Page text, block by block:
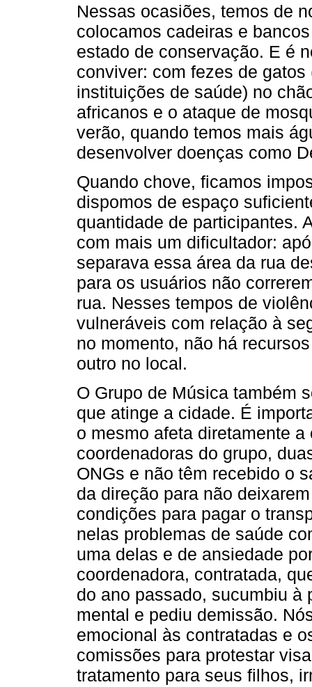
Nessas ocasiões, temos de
colocamos cadeiras e
estado de conservação. E é
conviver: com fezes de
instituições de saúde) no
africanos e o ataque de
verão, quando temos mais
desenvolver doenças como
Quando chove, ficamos
dispomos de espaço
quantidade de participantes.
com mais um dificultador:
separava essa área da rua
para os usuários não
rua. Nesses tempos de
vulneráveis com relação à
no momento, não há
outro no local.
O Grupo de Música também
que atinge a cidade. É
o mesmo afeta diretamente
coordenadoras do grupo,
ONGs e não têm recebido o
da direção para não
condições para pagar o
nelas problemas de saúde
uma delas e de ansiedade
coordenadora, contratada,
do ano passado, sucumbiu à
mental e pediu demissão.
emocional às contratadas e
comissões para protestar
tratamento para seus filhos,